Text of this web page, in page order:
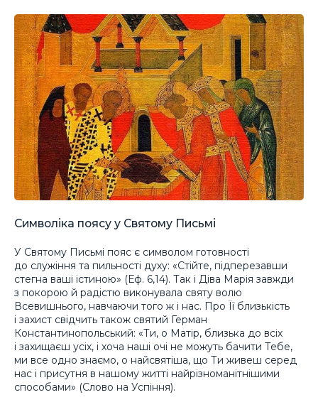
Символіка поясу у Святому Письмі
У Святому Письмі пояс є символом готовності
до служіння та пильності духу: «Стійте, підперезавши
стегна ваші істиною» (Еф. 6,14). Так і Діва Марія завжди
з покорою й радістю виконувала святу волю
Всевишнього, навчаючи того ж і нас. Про Її близькість
і захист свідчить також святий Герман
Константинопольський: «Ти, о Матір, близька до всіх
і захищаєш усіх, і хоча наші очі не можуть бачити Тебе,
ми все одно знаємо, о найсвятіша, що Ти живеш серед
нас і присутня в нашому житті найрізноманітнішими
способами» (Слово на Успіння).